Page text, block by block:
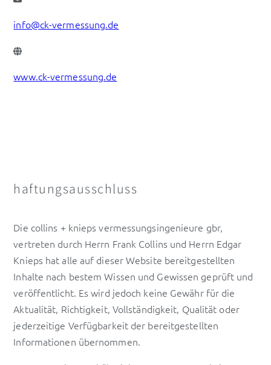
info@ck-vermessung.de
www.ck-vermessung.de
haftungsausschluss
Die collins + knieps vermessungsingenieure gbr,
vertreten durch Herrn Frank Collins und Herrn Edgar
Knieps hat alle auf dieser Website bereitgestellten
Inhalte nach bestem Wissen und Gewissen geprüft und
veröffentlicht. Es wird jedoch keine Gewähr für die
Aktualität, Richtigkeit, Vollständigkeit, Qualität oder
jederzeitige Verfügbarkeit der bereitgestellten
Informationen übernommen.